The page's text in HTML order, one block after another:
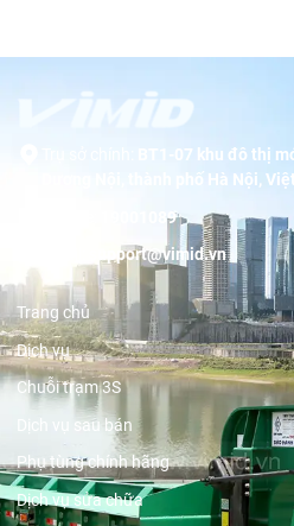
BT1-07 khu đô thị
Dương Nội, thành phố Hà Nội,
19001089
support@vimid.vn
Trang chủ
Dịch vụ
Chuỗi trạm 3S
Dịch vụ sau bán
Phụ tùng chính hãng
Dịch vụ sửa chữa